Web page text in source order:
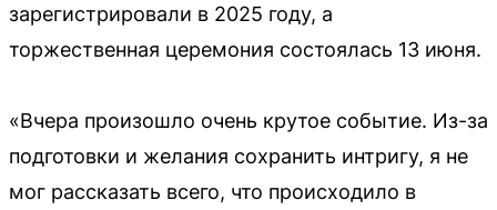
зарегистрировали в 2025 году, а
торжественная церемония состоялась 13 июня.
«Вчера произошло очень крутое событие. Из-за
подготовки и желания сохранить интригу, я не
мог рассказать всего, что происходило в